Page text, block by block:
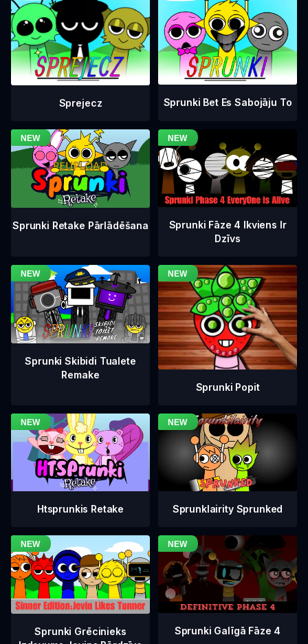
Sprejecz Sprunki Bet Es Sabojāju To
Sprunki Retake Pārlādēšana
Sprunki Fāze 4 Ikviens Ir
Dzīvs
Sprunki Skibidi Tualete
Remake
Sprunki Popit
Htsprunkis Retake Sprunklairity Sprunked
Sprunki Grēcinieks
Sprunki Galīgā Fāze 4